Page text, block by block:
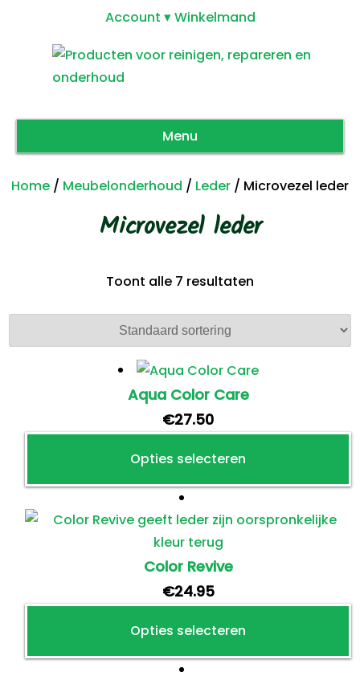
Account Winkelmand
Menu
Home / Meubelonderhoud / Leder / Microvezel leder
Microvezel leder
Toont alle 7 resultaten
Aqua Color Care
€27.50
Opties selecteren
product
heeft
meerdere
variaties.
Deze
optie
kan
Color Revive
€24.95
Opties selecteren